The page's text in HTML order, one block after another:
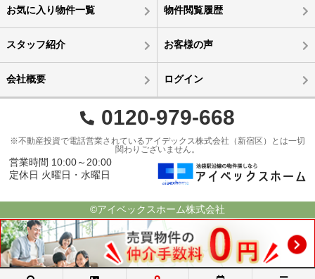
お気に入り物件一覧 物件閲覧履歴
スタッフ紹介 お客様の声
会社概要 ログイン
0120-979-668
※不動産投資で電話営業されているアイデックス株式会社（新宿区）とは一切
関わりございません。
営業時間 10:00～20:00
定休日 火曜日・水曜日
©アイベックスホーム株式会社